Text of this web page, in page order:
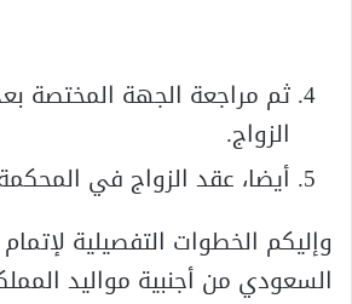
ثم مراجعة الجهة المختصة
الزواج.
أيضا، عقد الزواج في
وإليكم الخطوات التفصيلية
السعودي من أجنبية مواليد